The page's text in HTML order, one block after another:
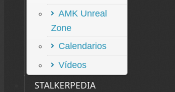
AMK Unreal
Zone
Calendarios
Vídeos
STALKERPEDIA